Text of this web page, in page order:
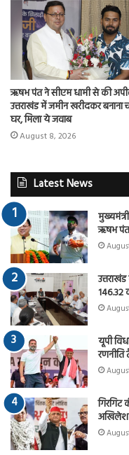
ऋषभ पंत ने सीएम धामी से की
उत्तराखंड में जमीन खरीदकर बनाना
घर, मिला ये जवाब
August 8, 2026
Latest News
ऋषभ पंत
146.32
यूपी
अखिलेश